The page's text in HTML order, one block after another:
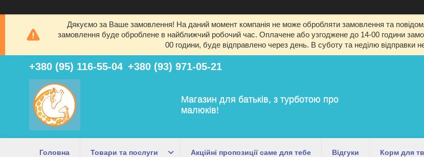
Дякуємо за Ваше замовлення! На даний момент компанія не може обробляти замовлення та
замовлення буде оброблене в найближчий робочий час. Оплачене або узгоджене до 14-00 години
00 години, буде відправлено через день. В суботу та неділю відправки
+380 (95) 116-55-04 +380 (93) 971-05-21
Магазин для батьків, з турботою про
малюків!
Головна Товари та послуги Акційні пропозиції саме для тебе Відгуки Корм для